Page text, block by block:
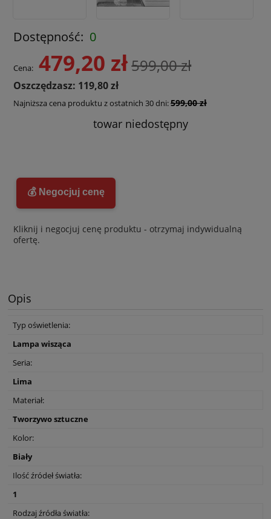
Dostępność: 0
Cena: 479,20 zł599,00 zł
Oszczędzasz: 119,80 zł
Najniższa cena produktu z ostatnich 30 dni:599,00 zł
towar niedostępny
💰 Negocjuj cenę
Kliknij i negocjuj cenę produktu - otrzymaj indywidualną
ofertę.
Opis
Typ oświetlenia:
Lampa wisząca
Seria:
Lima
Materiał:
Tworzywo sztuczne
Kolor:
Biały
Ilość źródeł światła:
1
Rodzaj źródła światła: